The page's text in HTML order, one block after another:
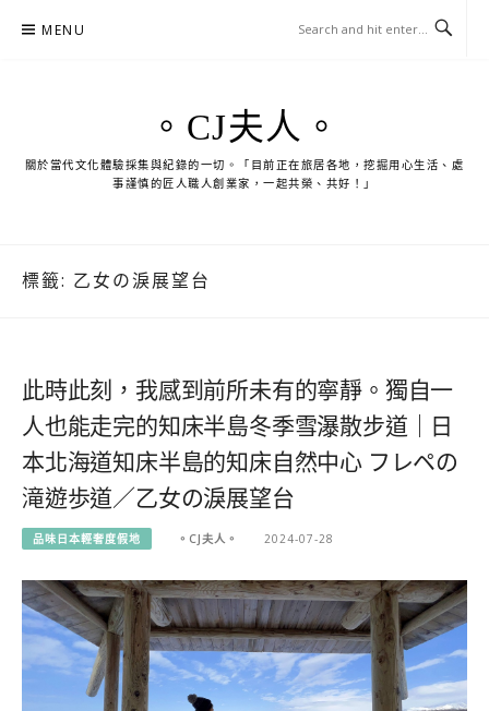
MENU
。CJ夫人。
關於當代文化體驗採集與紀錄的一切。「目前正在旅居各地，挖掘用心生活、處
事謹慎的匠人職人創業家，一起共榮、共好！」
標籤: 乙女の淚展望台
此時此刻，我感到前所未有的寧靜。獨自一
人也能走完的知床半島冬季雪瀑散步道｜日
本北海道知床半島的知床自然中心 フレペの
滝遊歩道／乙女の淚展望台
品味日本輕奢度假地 。CJ夫人。 2024-07-28